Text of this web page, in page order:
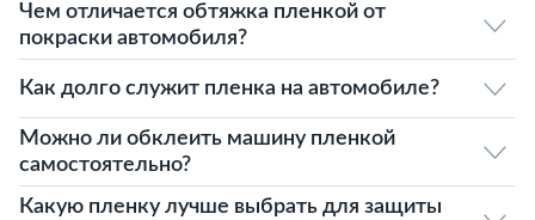
Чем отличается обтяжка пленкой от
покраски автомобиля?
Как долго служит пленка на автомобиле?
Можно ли обклеить машину пленкой
самостоятельно?
Какую пленку лучше выбрать для защиты